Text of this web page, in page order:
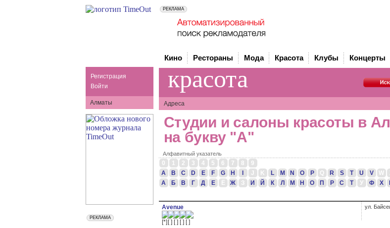
Регистрация
Войти
Алматы
Кино Рестораны Мода Красота Клубы Концерты
красота
Адреса
Студии и салоны красоты в
на букву "A"
Алфавитный указатель
0 1 2 3 4 5 6 7 8
9
A
B C D E F G H J K L M N O P Q R S T U V W
А
Б В Г Д Е Ё Ж З И Й К Л М Н О П Р С Т У Ф Х
Avenue ул.